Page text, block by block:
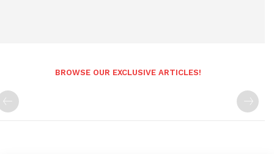
BROWSE OUR EXCLUSIVE ARTICLES!